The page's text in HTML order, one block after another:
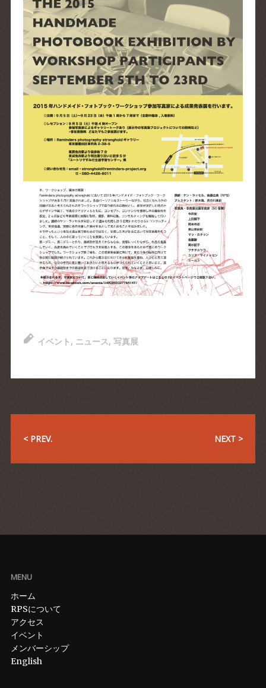
イベント , ニュース, 写真展
< PREV. NEXT >
MENU
ホーム
RPSについて
アクセス
イベント
メンバーシップ
English